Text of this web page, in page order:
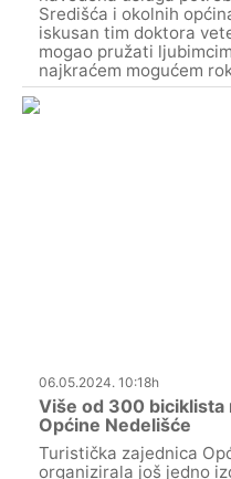
Središća i okolnih
iskusan tim doktora
mogao pružati
najkraćem mogućem
06.05.2024. 10:18h
Više od 300 biciklista
Općine Nedelišće
Turistička zajednica
organizirala još jedno